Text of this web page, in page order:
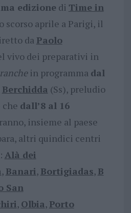
edizione di Time in
scorso aprile a Parigi, il
da Paolo
vivo dei preparativi in
in programma dal
Berchidda (Ss), preludio
dall’8 al 16
insieme al paese
altri quindici centri
Alà dei
, Banari, Bortigiadas, B
San
, Olbia, Porto